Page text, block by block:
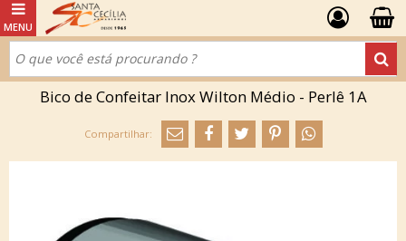
Bico de Confeitar Inox Wilton Médio - Perlê 1A